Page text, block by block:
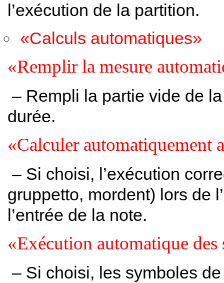
l’exécution de la partition.
«Calculs automatiques»
«Remplir la mesure
– Rempli la partie vide de
durée.
«Calculer automatiquement
– Si choisi, l’exécution
gruppetto, mordent) lors de
l’entrée de la note.
«Exécution automatique
– Si choisi, les symboles